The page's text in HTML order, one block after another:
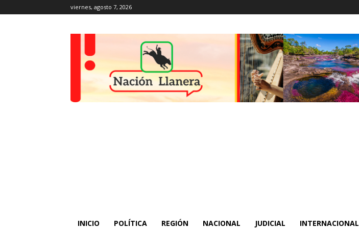
viernes, agosto 7, 2026
INICIO POLÍTICA REGIÓN NACIONAL JUDICIAL INTERNACIONAL